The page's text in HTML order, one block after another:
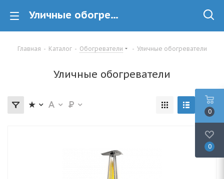
Уличные обогреватели купить в Минске
Главная - Каталог - Обогреватели - Уличные обогреватели
Уличные обогреватели
0
0